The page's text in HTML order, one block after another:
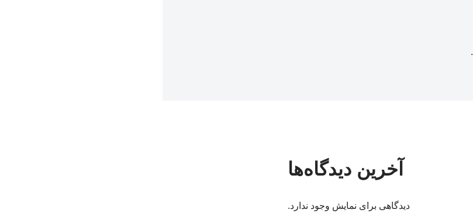
.
آخرین دیدگاه‌ها
دیدگاهی برای نمایش وجود ندارد.